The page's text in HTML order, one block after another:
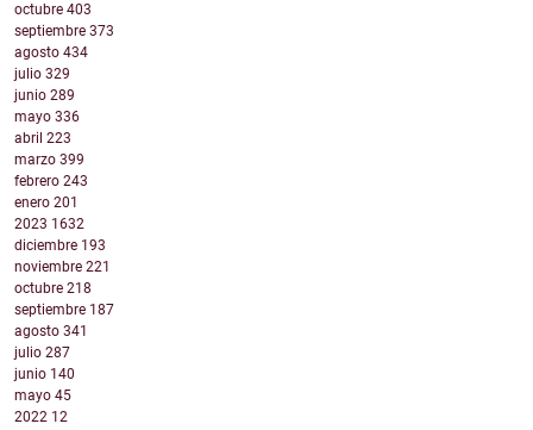
octubre 403
septiembre 373
agosto 434
julio 329
junio 289
mayo 336
abril 223
marzo 399
febrero 243
enero 201
2023 1632
diciembre 193
noviembre 221
octubre 218
septiembre 187
agosto 341
julio 287
junio 140
mayo 45
2022 12